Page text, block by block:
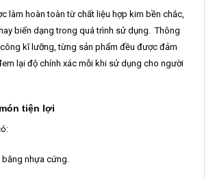
làm hoàn toàn từ chất liệu hợp kim bền chắc,
biến dạng trong quá trình sử dụng. Thông
kĩ lưỡng, từng sản phẩm đều được đảm
lại độ chính xác mỗi khi sử dụng cho người
tiện lợi
bằng nhựa cứng.